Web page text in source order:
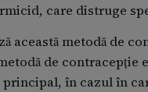
care distruge
această metodă de
de contracepţie
în cazul în